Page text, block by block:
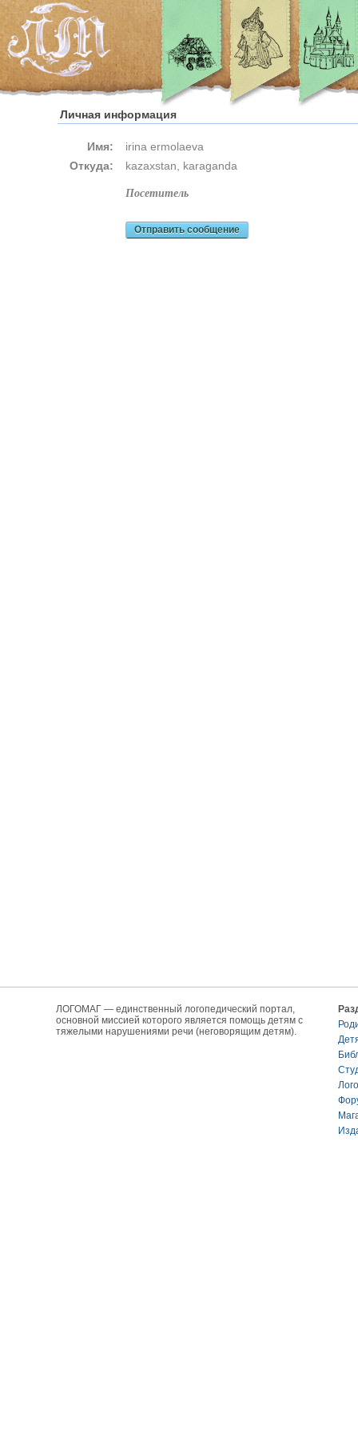
Личная информация
Имя:
irina ermolaeva
Откуда:
kazaxstan, karaganda
посетитель
Отправить сообщение
ЛОГОМАГ — единственный логопедический портал,
основной миссией которого является помощь детям с
тяжелыми нарушениями речи (неговорящим детям).